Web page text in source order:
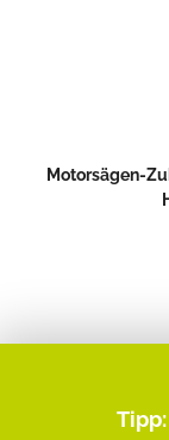
Motorsägen-
Tipp: